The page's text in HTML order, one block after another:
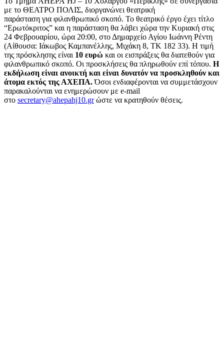
με το ΘΕΑΤΡΟ ΠΟΛΙΣ, διοργανώνει θεατρική
παράσταση για φιλανθρωπικό σκοπό. Το θεατρικό έργο έχει τίτλο
“Ερωτόκριτος” και η παράσταση θα λάβει χώρα την Κυριακή στις
24 Φεβρουαρίου, ώρα 20:00, στο Δημαρχείο Αγίου Ιωάννη Ρέντη
(Αίθουσα: Ιάκωβος Καμπανέλλης, Μιχάκη 8, ΤΚ 182 33). Η τιμή
της πρόσκλησης είναι 10 ευρώ και οι εισπράξεις θα διατεθούν για
φιλανθρωπικό σκοπό. Οι προσκλήσεις θα πληρωθούν επί τόπου. Η
εκδήλωση είναι ανοικτή και είναι δυνατόν να προσκληθούν και
άτομα εκτός της ΑΧΕΠΑ.Όσοι ενδιαφέρονται να συμμετάσχουν
παρακαλούνται να ενημερώσουν με e-mail
στο secretary@ahepahj10.grώστε να κρατηθούν θέσεις.